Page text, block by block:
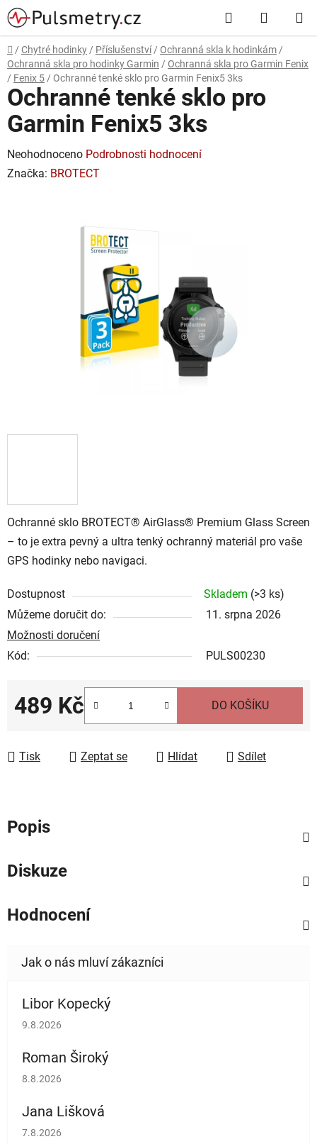
Přejít
na
obsah
Hledat
KOŠÍK
Domů
/ Chytré hodinky / Příslušenství / Ochranná skla k hodinkám /
Ochranná skla pro hodinky Garmin / Ochranná skla pro Garmin Fenix
/ Fenix 5 / Ochranné tenké sklo pro Garmin Fenix5 3ks
Ochranné sklo BROTECT® AirGlass® Premium Glass Screen
– to je extra pevný a ultra tenký ochranný materiál pro vaše
GPS hodinky nebo navigaci.
Dostupnost Skladem (>3 ks)
Můžeme doručit do:
11. srpna 2026
Možnosti doručení
Kód:
PULS00230
489 Kč DO KOŠÍKU
Tisk Zeptat se Hlídat Sdílet
Ochranné tenké sklo pro
Garmin Fenix5 3ks
Průměrné
hodnocení
Neohodnoceno Podrobnosti hodnocení
Značka: BROTECT
Popis
Diskuze
Hodnocení
Libor Kopecký
Hodnocení obchodu je 5 z 5 hvězdiček.
9.8.2026
Roman Široký
Hodnocení obchodu je 5 z 5 hvězdiček.
8.8.2026
Jana Lišková
Hodnocení obchodu je 5 z 5 hvězdiček.
7.8.2026